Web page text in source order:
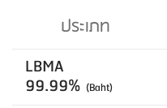
ประเภท
LBMA
99.99% (Baht)